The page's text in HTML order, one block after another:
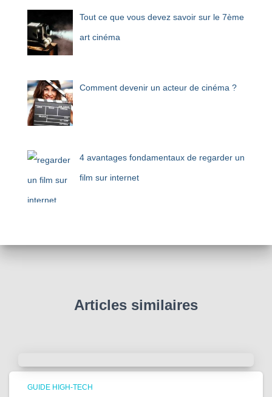
Tout ce que vous devez savoir sur le 7ème
art cinéma
Comment devenir un acteur de cinéma ?
4 avantages fondamentaux de regarder un
film sur internet
Articles similaires
GUIDE HIGH-TECH